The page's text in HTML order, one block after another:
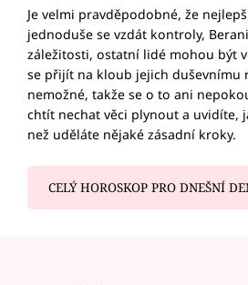
Je velmi pravděpodobné, že
jednoduše se vzdát kontroly,
záležitosti, ostatní lidé mohou být
se přijít na kloub jejich duševnímu
nemožné, takže se o to ani
chtít nechat věci plynout a uvidíte,
než uděláte nějaké zásadní kroky.
CELÝ HOROSKOP PRO DNEŠNÍ